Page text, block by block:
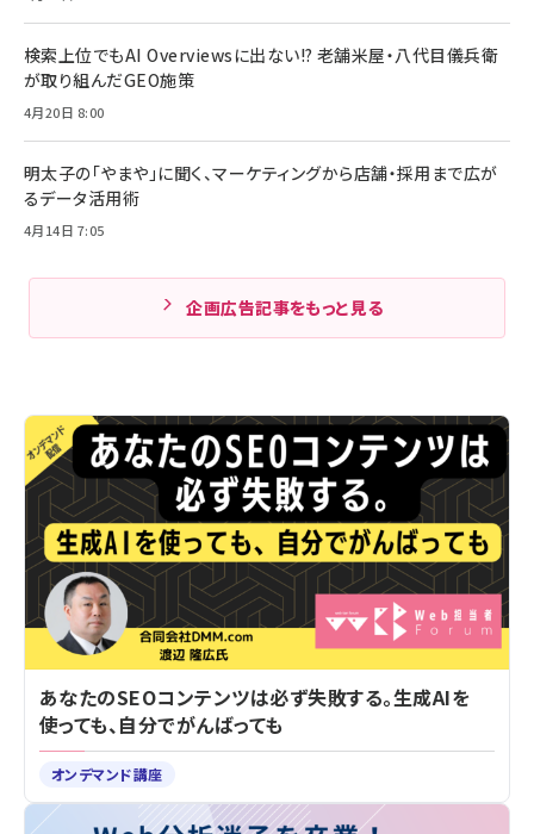
検索上位でもAI Overviewsに出ない!? 老舗米屋・八代目儀兵衛
が取り組んだGEO施策
4月20日 8:00
明太子の「やまや」に聞く、マーケティングから店舗・採用まで広が
るデータ活用術
4月14日 7:05
企画広告記事をもっと見る
あなたのSEOコンテンツは必ず失敗する。生成AIを
使っても、自分でがんばっても
オンデマンド講座